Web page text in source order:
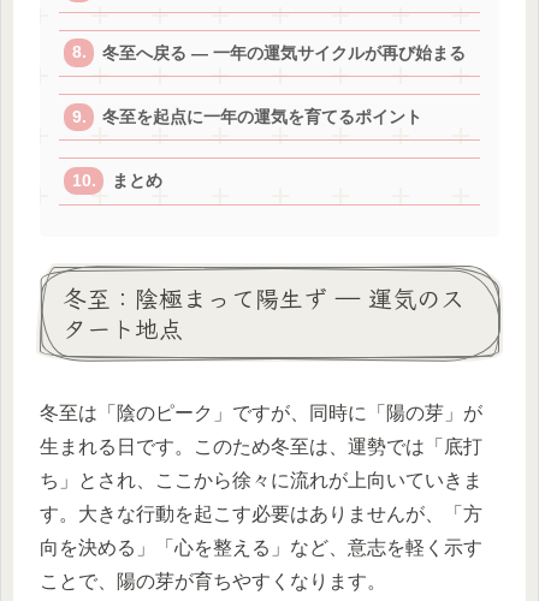
冬至へ戻る ― 一年の運気サイクルが再び始まる
冬至を起点に一年の運気を育てるポイント
まとめ
冬至：陰極まって陽生ず ― 運気のス
タート地点
冬至は「陰のピーク」ですが、同時に「陽の芽」が
生まれる日です。このため冬至は、運勢では「底打
ち」とされ、ここから徐々に流れが上向いていきま
す。大きな行動を起こす必要はありませんが、「方
向を決める」「心を整える」など、意志を軽く示す
ことで、陽の芽が育ちやすくなります。